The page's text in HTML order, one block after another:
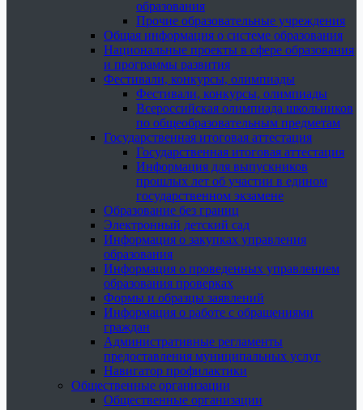
образования
Прочие образовательные учреждения
Общая информация о системе образования
Национальные проекты в сфере образования
и программы развития
Фестивали, конкурсы, олимпиады
Фестивали, конкурсы, олимпиады
Всероссийская олимпиада школьников
по общеобразовательным предметам
Государственная итоговая аттестация
Государственная итоговая аттестация
Информация для выпускников
прошлых лет об участии в едином
государственном экзамене
Образование без границ
Электронный детский сад
Информация о закупках управления
образования
Информация о проведенных управлением
образования проверках
Формы и образцы заявлений
Информация о работе с обращениями
граждан
Административные регламенты
предоставления муниципальных услуг
Навигатор профилактики
Общественные организации
Общественные организации